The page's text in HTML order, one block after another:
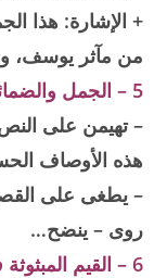
+ الإشارة: هذا
من مآثر يوسف،
5 – الجمل والضمائر:
– تهيمن على النص
هذه الأوصاف
– يطغى على
روى – ينضح…
6 – القيم المبثوثة في النص: